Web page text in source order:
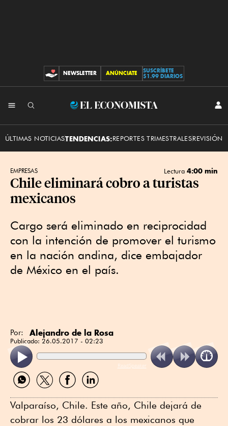
CONTRIBUCIONES
NEWSLETTER ANÚNCIATE
SUSCRÍBETE
$1.99 DIARIOS
El
ÚLTIMAS NOTICIASTENDENCIAS:REPORTES TRIMESTRALESREVISIÓN
EMPRESAS Lectura 4:00 min
Chile eliminará cobro a turistas
mexicanos
Cargo será eliminado en reciprocidad
con la intención de promover el turismo
en la nación andina, dice embajador
de México en el país.
Por: Alejandro de la Rosa
Publicado: 26.05.2017 - 02:23
ReadSpeaker
Compartir
por
Compartir
por
Compartir
por
Compartir
por
Valparaíso, Chile. Este año, Chile dejará de
cobrar los 23 dólares a los mexicanos que